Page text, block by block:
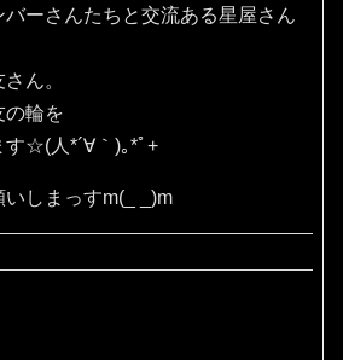
ーさんたちと交流ある星屋さん
ん。
の輪を
す☆(⁠人⁠*⁠´⁠∀⁠｀⁠)⁠｡⁠*ﾟ⁠+
しまっすm(_ _)m